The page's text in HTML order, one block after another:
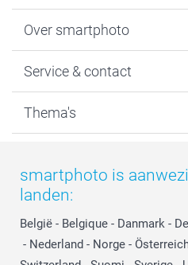
Fotoboeken
Fotocadeaus
Kaarten
Over smartphoto
Vacatures
Bestelproces
Privacy
Cookiebeleid
Reviews
Prijslijst
Service & contact
Tevredenheidsgarantie
smartbonus
smartfriends
service@smartphoto.nl
Affiliate partnerprogramma
Thema's
Moederdag
Vaderdag
Huwelijk
smartphoto is
landen:
België - Belgique - Danmark -
- Nederland - Norge -